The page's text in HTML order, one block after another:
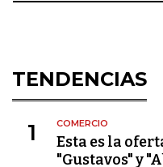
TENDENCIAS
1 COMERCIO
Esta es la
"Gustavos" y